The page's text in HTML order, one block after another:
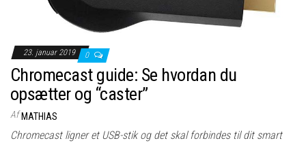
23. januar 2019 0
Chromecast guide: Se hvordan du
opsætter og “caster”
Af MATHIAS
Chromecast ligner et USB-stik og det skal forbindes til dit smart